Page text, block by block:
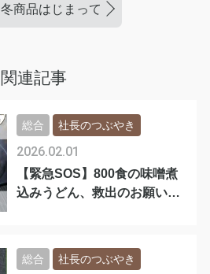
冬商品はじまってます！
関連記事
【緊急SOS】800食の味噌煮
込みうどん、救出のお願いで
2026.02.01
総合 社長のつぶやき
総合 社長のつぶやき